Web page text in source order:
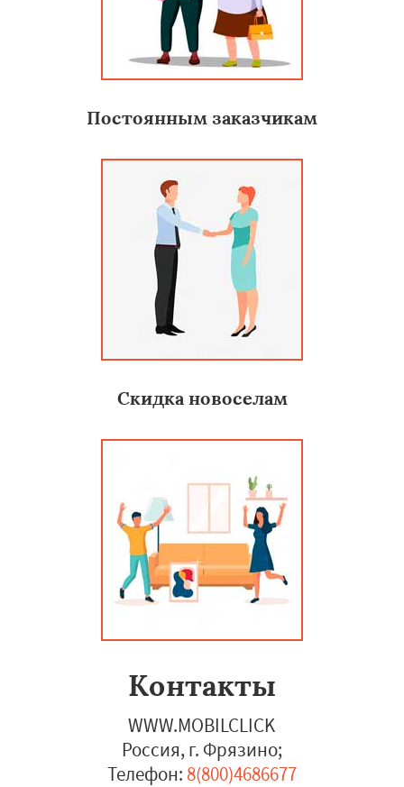
Постоянным заказчикам
Скидка новоселам
Контакты
WWW.MOBILCLICK
Россия, г. Фрязино;
Телефон: 8(800)4686677